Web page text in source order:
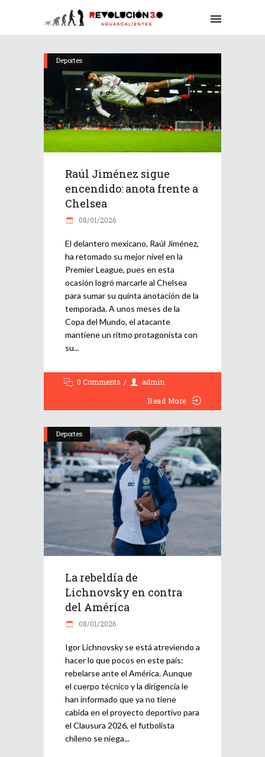
Deportes
Raúl Jiménez sigue
encendido: anota frente a
Chelsea
08/01/2026
El delantero mexicano, Raúl Jiménez,
ha retomado su mejor nivel en la
Premier League, pues en esta
ocasión logró marcarle al Chelsea
para sumar su quinta anotación de la
temporada. A unos meses de la
Copa del Mundo, el atacante
mantiene un ritmo protagonista con
su
0 Comments
admin
Read More
Deportes
La rebeldía de
Lichnovsky en contra
del América
08/01/2026
Igor Lichnovsky se está atreviendo a
hacer lo que pocos en este país:
rebelarse ante el América. Aunque
el cuerpo técnico y la dirigencia le
han informado que ya no tiene
cabida en el proyecto deportivo para
el Clausura 2026, el futbolista
chileno se niega